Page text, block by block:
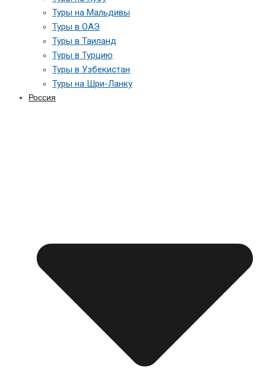
Туры на Мальдивы
Туры в ОАЭ
Туры в Таиланд
Туры в Турцию
Туры в Узбекистан
Туры на Шри-Ланку
Россия